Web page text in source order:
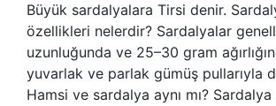
Büyük sardalyalara Tirsi denir.
özellikleri nelerdir? Sardalyalar
uzunluğunda ve 25–30 gram
yuvarlak ve parlak gümüş pullarıyla
Hamsi ve sardalya aynı mı?